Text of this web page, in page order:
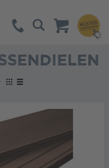
Suche
AbsteigendAnzeigen